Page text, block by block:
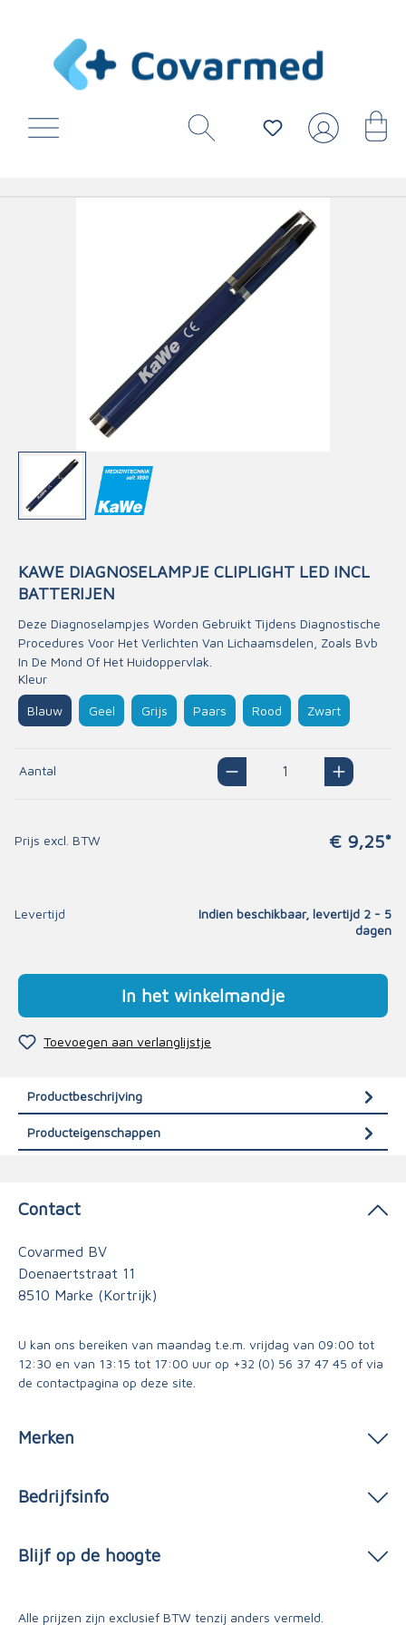
KAWE DIAGNOSELAMPJE CLIPLIGHT LED INCL
BATTERIJEN
Deze Diagnoselampjes Worden Gebruikt Tijdens Diagnostische
Procedures Voor Het Verlichten Van Lichaamsdelen, Zoals Bvb
In De Mond Of Het Huidoppervlak.
Kleur
Blauw Geel Grijs Paars Rood Zwart
Aantal
Prijs excl. BTW € 9,25*
Levertijd
Indien beschikbaar, levertijd 2 - 5
dagen
In het winkelmandje
Toevoegen aan verlanglijstje
Productbeschrijving
Producteigenschappen
Contact
Covarmed BV
Doenaertstraat 11
8510 Marke (Kortrijk)
U kan ons bereiken van maandag t.e.m. vrijdag van 09:00 tot
12:30 en van 13:15 tot 17:00 uur op +32 (0) 56 37 47 45 of via
de contactpagina op deze site.
Merken
Bedrijfsinfo
Blijf op de hoogte
Alle prijzen zijn exclusief BTW tenzij anders vermeld.